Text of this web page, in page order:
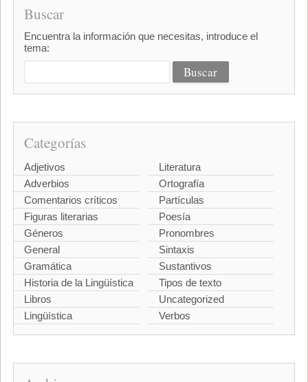
Buscar
Encuentra la información que necesitas, introduce el
tema:
Categorías
Adjetivos
Adverbios
Comentarios críticos
Figuras literarias
Géneros
General
Gramática
Historia de la Lingüística
Libros
Lingüística
Literatura
Ortografía
Partículas
Poesía
Pronombres
Sintaxis
Sustantivos
Tipos de texto
Uncategorized
Verbos